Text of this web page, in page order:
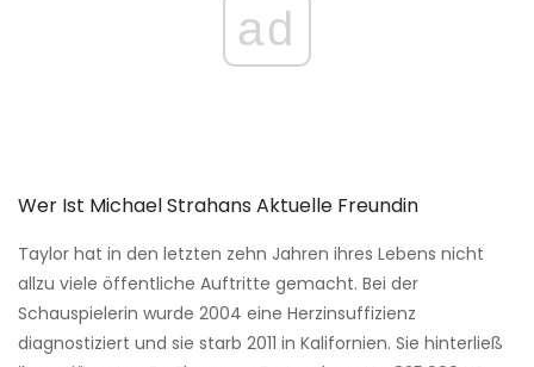
ad
Wer Ist Michael Strahans Aktuelle Freundin
Taylor hat in den letzten zehn Jahren ihres Lebens nicht
allzu viele öffentliche Auftritte gemacht. Bei der
Schauspielerin wurde 2004 eine Herzinsuffizienz
diagnostiziert und sie starb 2011 in Kalifornien. Sie hinterließ